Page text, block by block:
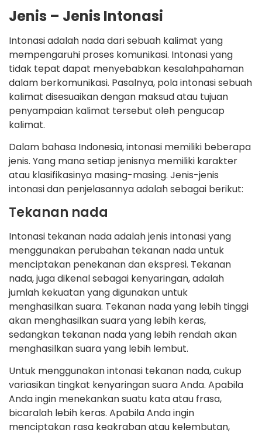
Jenis – Jenis Intonasi
Intonasi adalah nada dari sebuah kalimat yang
mempengaruhi proses komunikasi. Intonasi yang
tidak tepat dapat menyebabkan kesalahpahaman
dalam berkomunikasi. Pasalnya, pola intonasi sebuah
kalimat disesuaikan dengan maksud atau tujuan
penyampaian kalimat tersebut oleh pengucap
kalimat.
Dalam bahasa Indonesia, intonasi memiliki beberapa
jenis. Yang mana setiap jenisnya memiliki karakter
atau klasifikasinya masing-masing. Jenis-jenis
intonasi dan penjelasannya adalah sebagai berikut:
Tekanan nada
Intonasi tekanan nada adalah jenis intonasi yang
menggunakan perubahan tekanan nada untuk
menciptakan penekanan dan ekspresi. Tekanan
nada, juga dikenal sebagai kenyaringan, adalah
jumlah kekuatan yang digunakan untuk
menghasilkan suara. Tekanan nada yang lebih tinggi
akan menghasilkan suara yang lebih keras,
sedangkan tekanan nada yang lebih rendah akan
menghasilkan suara yang lebih lembut.
Untuk menggunakan intonasi tekanan nada, cukup
variasikan tingkat kenyaringan suara Anda. Apabila
Anda ingin menekankan suatu kata atau frasa,
bicaralah lebih keras. Apabila Anda ingin
menciptakan rasa keakraban atau kelembutan,